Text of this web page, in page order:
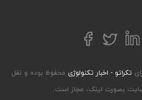
لینکداینتوییترفیسبوک
تکراتو - اخبار تکنولوژی محفوظ بوده و نقل
سایت بصورت لینک، مجاز است.